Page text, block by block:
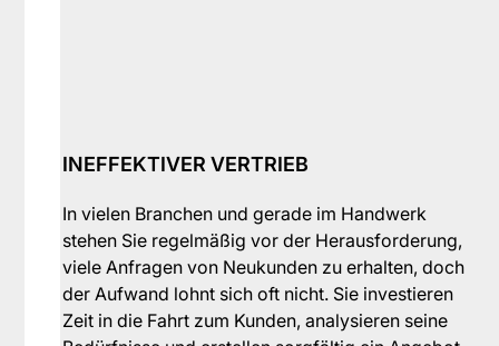
INEFFEKTIVER VERTRIEB
In vielen Branchen und gerade im Handwerk
stehen Sie regelmäßig vor der Herausforderung,
viele Anfragen von Neukunden zu erhalten, doch
der Aufwand lohnt sich oft nicht. Sie investieren
Zeit in die Fahrt zum Kunden, analysieren seine